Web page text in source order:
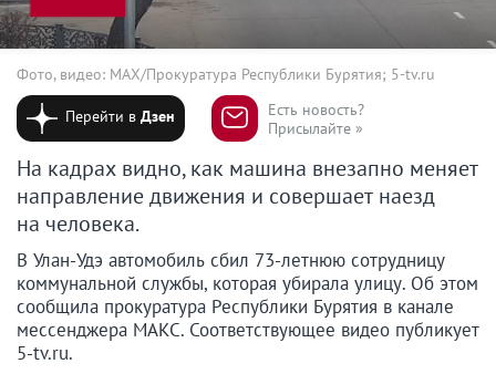
Фото, видео: MAX/Прокуратура Республики Бурятия; 5-tv.ru
Перейти вДзен
Есть новость?
Присылайте »
На кадрах видно, как машина внезапно меняет
направление движения и совершает наезд
на человека.
В Улан-Удэ автомобиль сбил 73-летнюю сотрудницу
коммунальной службы, которая убирала улицу. Об этом
сообщила прокуратура Республики Бурятия в канале
мессенджера МАКС. Соответствующее видео публикует
5-tv.ru.